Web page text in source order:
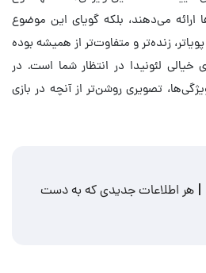
ارائه می‌دهند، بلکه گویای این موضوع
زنده‌تر و متفاوت‌تر از همیشه بوده
لئونیدا در انتظار شما است. در
تصویری روشن‌تر از آنچه در بازی
تریلر دوم بازی GTA VI | هر اطلاعات جدیدی که به دست